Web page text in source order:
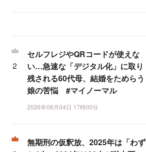
セルフレジやQRコードが使えな
い…急速な「デジタル化」に取り
残される60代母、結婚をためらう
娘の苦悩 #マイノーマル
2026年08月04日 17時00分
無期刑の仮釈放、2025年は「わず